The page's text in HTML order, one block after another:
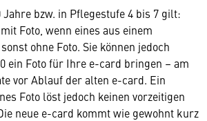
Jahre bzw. in Pflegestufe 4 bis 7 gilt:
Foto, wenn eines aus einem
ohne Foto. Sie können jedoch
ein Foto für Ihre e-card bringen – am
vor Ablauf der alten e-card. Ein
Foto löst jedoch keinen vorzeitigen
neue e-card kommt wie gewohnt kurz